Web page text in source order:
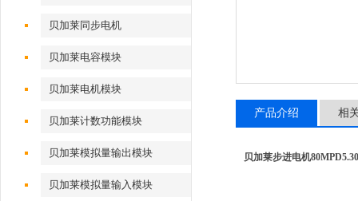
贝加莱同步电机
贝加莱电容模块
贝加莱电机模块
贝加莱计数功能模块
贝加莱模拟量输出模块
贝加莱模拟量输入模块
产品介绍 相
贝加莱步进电机